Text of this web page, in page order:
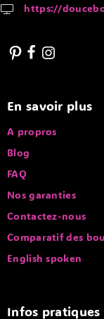
https://
En savoir plus
A propros
Blog
FAQ
Nos garanties
Contactez-nous
Comparatif des
English spoken
Infos pratiques